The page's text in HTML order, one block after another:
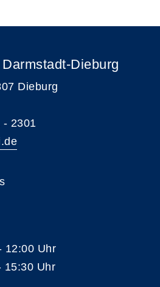
Dieburg
Dieburg
- 2301
Uhr
Uhr